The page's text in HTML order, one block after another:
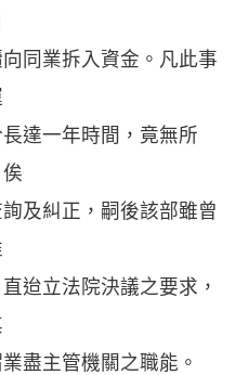
同業拆入資金。凡此事
達一年時間，竟無所
及糾正，嗣後該部雖曾
迨立法院決議之要求，
盡主管機關之職能。